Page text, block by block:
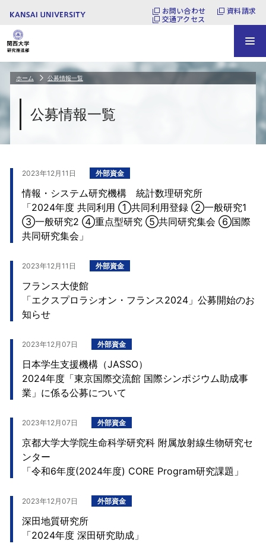
お問い合わせ
資料請求
交通アクセス
公募情報一覧
ホーム 公募情報一覧
2023年12月11日 外部資金
情報・システム研究機構 統計数理研究所
「2024年度 共同利用 ①共同利用登録 ②一般研究1
③一般研究2 ④重点型研究 ⑤共同研究集会 ⑥国際
共同研究集会」
2023年12月11日 外部資金
フランス大使館
「エクスプロラシオン・フランス2024」公募開始のお
知らせ
2023年12月07日 外部資金
日本学生支援機構（JASSO）
2024年度「東京国際交流館 国際シンポジウム助成事
業」に係る公募について
2023年12月07日 外部資金
京都大学大学院生命科学研究科 附属放射線生物研究セ
ンター
「令和6年度(2024年度) CORE Program研究課題」
2023年12月07日 外部資金
深田地質研究所
「2024年度 深田研究助成」